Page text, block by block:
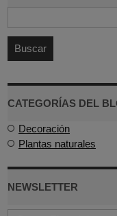
CATEGORÍAS DEL
Decoración
Plantas naturales
NEWSLETTER